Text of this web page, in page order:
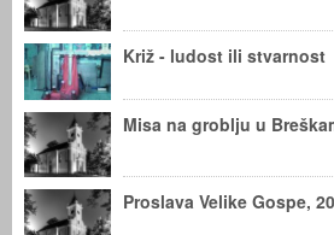
Križ - ludost ili stvarnost
Misa na groblju u
Proslava Velike Gospe,